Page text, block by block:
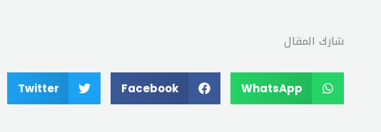
شارك المقال
WhatsApp
Facebook
Twitter